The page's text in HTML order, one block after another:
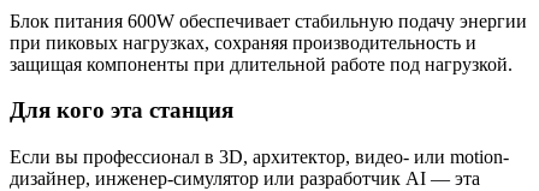
Блок питания 600W обеспечивает стабильную подачу энергии
при пиковых нагрузках, сохраняя производительность и
защищая компоненты при длительной работе под нагрузкой.
Для кого эта станция
Если вы профессионал в 3D, архитектор, видео- или motion-
дизайнер, инженер-симулятор или разработчик AI — эта